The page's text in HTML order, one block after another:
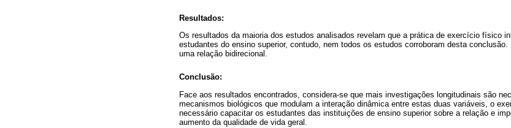
Resultados:
Os resultados da maioria dos estudos analisados revelam que a prática de exercício físico
estudantes do ensino superior, contudo, nem todos os estudos corroboram desta
uma relação bidirecional.
Conclusão:
Face aos resultados encontrados, considera-se que mais investigações longitudinais são
mecanismos biológicos que modulam a interação dinâmica entre estas duas variáveis, o
necessário capacitar os estudantes das instituições de ensino superior sobre a relação e
aumento da qualidade de vida geral.